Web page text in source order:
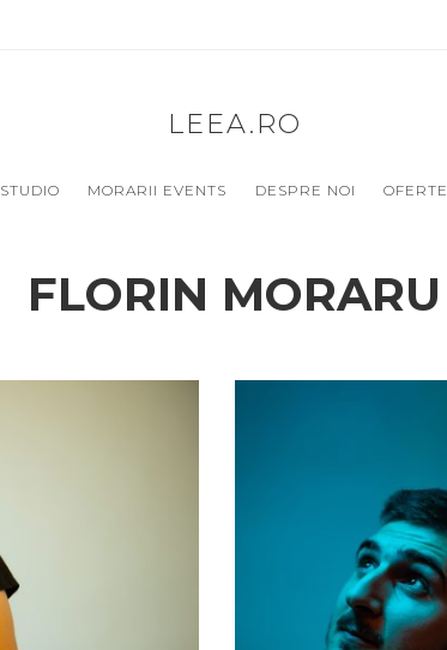
LEEA.RO
STUDIO MORARII EVENTS DESPRE NOI OFERTE
FLORIN MORARU